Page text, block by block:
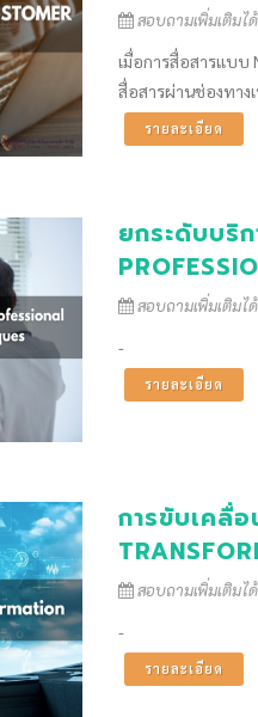
สอบถามเพิ่มเติม
เมื่อการสื่อสารแบบ
สื่อสารผ่านช่องทาง
รายละเอียด
ยกระดับบริ
สอบถามเพิ่มเติม
-
รายละเอียด
การขับเคลื่อ
สอบถามเพิ่มเติม
-
รายละเอียด